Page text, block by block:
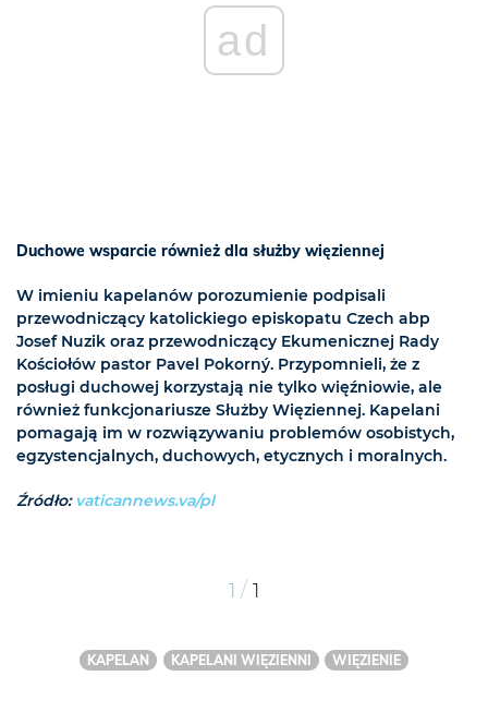
ad
Duchowe wsparcie również dla służby więziennej
W imieniu kapelanów porozumienie podpisali
przewodniczący katolickiego episkopatu Czech abp
Josef Nuzik oraz przewodniczący Ekumenicznej Rady
Kościołów pastor Pavel Pokorný. Przypomnieli, że z
posługi duchowej korzystają nie tylko więźniowie, ale
również funkcjonariusze Służby Więziennej. Kapelani
pomagają im w rozwiązywaniu problemów osobistych,
egzystencjalnych, duchowych, etycznych i moralnych.
Źródło: vaticannews.va/pl
1 / 1
KAPELAN KAPELANI WIĘZIENNI WIĘZIENIE